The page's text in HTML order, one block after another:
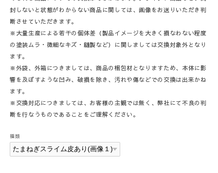
封しないと状態がわからない商品に関しては、画像をお送りいただき判
断させていただきます。
※大量生産による若干の個体差（製品イメージを大きく損なわない程度
の塗装ムラ・微細なキズ・縫製など）に関しましては交換対象外となり
ます。
※外袋、外箱につきましては、商品の梱包材となりますため、本体に影
響を及ぼすような凹み、破損を除き、汚れや傷などでの交換は出来かね
ます。
※交換対応につきましては、お客様の主観では無く、弊社にて不良の判
断を行なうものであることをご理解ください。
種類